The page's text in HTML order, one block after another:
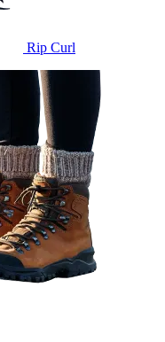
Rip Curl